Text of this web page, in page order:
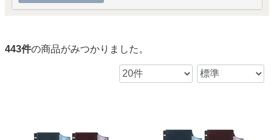
443件の商品がみつかりました。